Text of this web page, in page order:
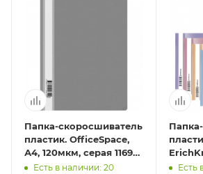
Папка-скоросшиватель
пластик. OfficeSpace,
А4, 120мкм, серая 11694/
254243
Есть в наличии: 20
A5+,Есть